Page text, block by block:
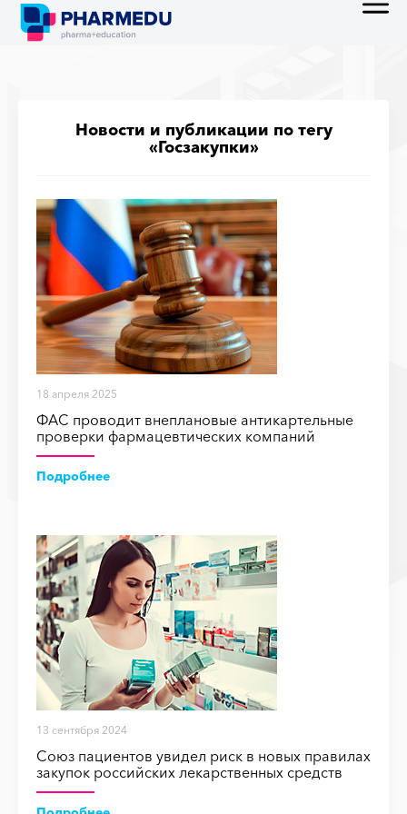
Новости и публикации по тегу
«Госзакупки»
18 апреля 2025
ФАС проводит внеплановые антикартельные
проверки фармацевтических компаний
Подробнее
13 сентября 2024
Союз пациентов увидел риск в новых правилах
закупок российских лекарственных средств